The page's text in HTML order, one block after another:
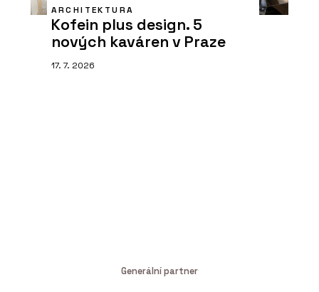
ARCHITEKTURA
Kofein plus design. 5
nových kaváren v Praze
17. 7. 2026
Generální partner